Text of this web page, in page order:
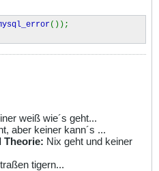
());
weiß wie´s geht...
aber keiner kann´s ...
Theorie: Nix geht und keiner
tigern...